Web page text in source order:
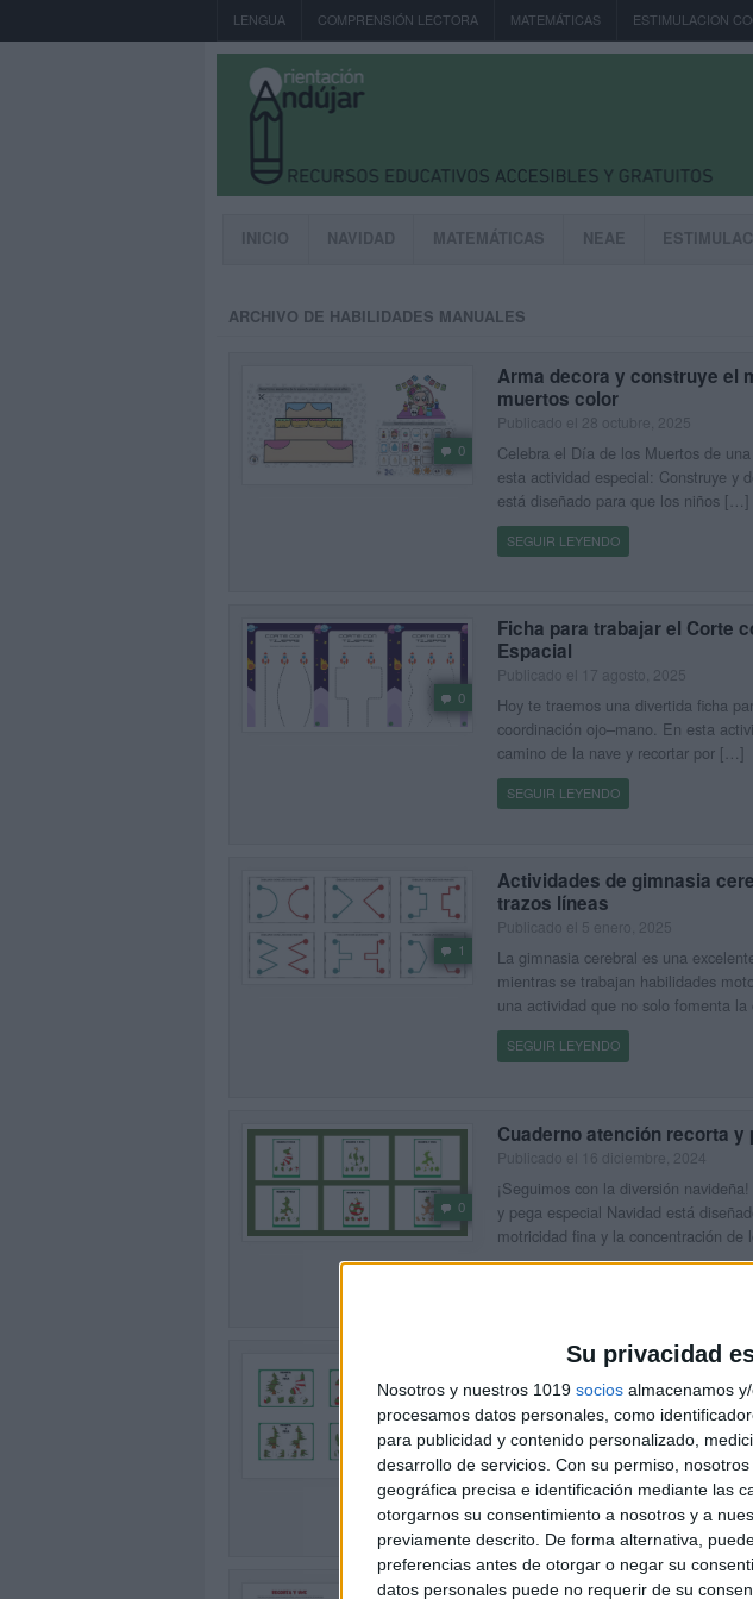
Su privacidad
Nosotros y nuestros 1019 socios almacenamos
procesamos datos personales, como
para publicidad y contenido personalizado,
desarrollo de servicios. Con su permiso,
geográfica precisa e identificación mediante las
otorgarnos su consentimiento a nosotros y a
previamente descrito. De forma alternativa,
preferencias antes de otorgar o negar su
datos personales puede no requerir de su
LENGUA COMPRENSIÓN LECTORA MATEMÁTICAS ESTIMULACION
INICIO NAVIDAD MATEMÁTICAS NEAE
ARCHIVO DE HABILIDADES MANUALES
0
Arma decora y construye el
muertos color
Celebra el Día de los Muertos de
esta actividad especial: Construye y
está diseñado para que los niños […]
SEGUIR LEYENDO
0
Ficha para trabajar el Corte
Espacial
Hoy te traemos una divertida ficha
coordinación ojo–mano. En esta
camino de la nave y recortar por […]
SEGUIR LEYENDO
1
Actividades de gimnasia
trazos líneas
La gimnasia cerebral es una
mientras se trabajan habilidades
una actividad que no solo fomenta
SEGUIR LEYENDO
0
Cuaderno atención recorta y
¡Seguimos con la diversión
y pega especial Navidad está
motricidad fina y la concentración
0
Cuaderno atención recorta
Publicado el 12 diciembre, 2024
¡Haz que esta Navidad sea divertida
atención especial! Diseñado para
actividades de recortar y pegar no
SEGUIR LEYENDO
Colorea, recorta y une este